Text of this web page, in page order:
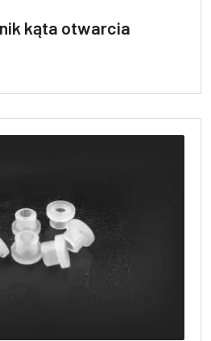
kąta otwarcia